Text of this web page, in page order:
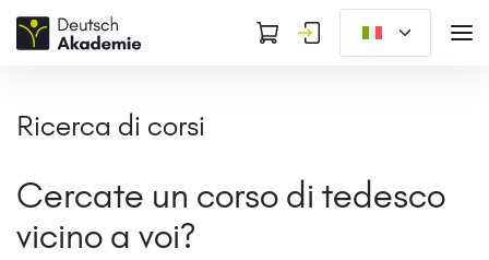
Ricerca di corsi
Cercate un corso di tedesco
vicino a voi?